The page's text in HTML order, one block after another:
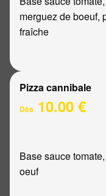
merguez de boeuf,
fraîche
Pizza cannibale
Dès 10.00 €
Base sauce
oeuf